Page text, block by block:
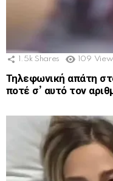
1.5k Shares 109
Τηλεφωνική απάτη
ποτέ σ’ αυτό τον